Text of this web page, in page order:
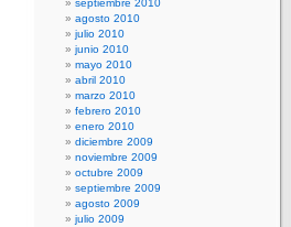
septiembre 2010
agosto 2010
julio 2010
junio 2010
mayo 2010
abril 2010
marzo 2010
febrero 2010
enero 2010
diciembre 2009
noviembre 2009
octubre 2009
septiembre 2009
agosto 2009
julio 2009